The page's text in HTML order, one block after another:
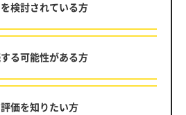
検討されている方
る可能性がある方
価を知りたい方